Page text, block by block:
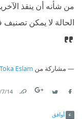
من شأنه أن ينقذ
الحالة لا يمكن تصنيف
مشاركة من Eslam
14‏/7‏/2025
أوافق